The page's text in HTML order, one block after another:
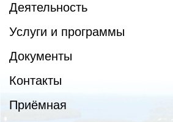
Деятельность
Услуги и программы
Документы
Контакты
Приёмная